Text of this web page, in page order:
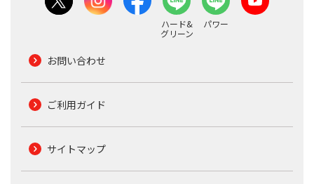
ハード&
グリーン
パワー
お問い合わせ
ご利用ガイド
サイトマップ